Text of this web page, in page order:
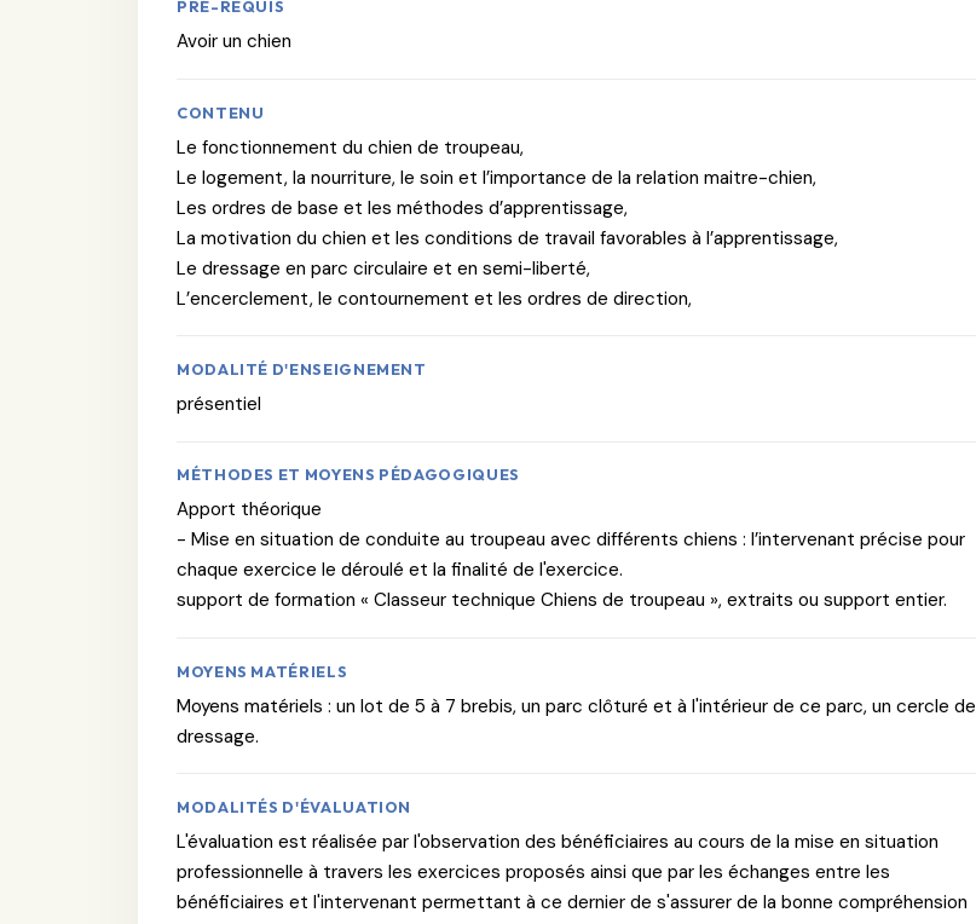
PRÉ-REQUIS
Avoir un chien
CONTENU
Le fonctionnement du chien de troupeau,
Le logement, la nourriture, le soin et l’importance de la relation maitre-chien,
Les ordres de base et les méthodes d’apprentissage,
La motivation du chien et les conditions de travail favorables à l’apprentissage,
Le dressage en parc circulaire et en semi-liberté,
L’encerclement, le contournement et les ordres de direction,
MODALITÉ D'ENSEIGNEMENT
présentiel
MÉTHODES ET MOYENS PÉDAGOGIQUES
Apport théorique
- Mise en situation de conduite au troupeau avec différents chiens : l’intervenant précise pour
chaque exercice le déroulé et la finalité de l'exercice.
support de formation « Classeur technique Chiens de troupeau », extraits ou support entier.
MOYENS MATÉRIELS
Moyens matériels : un lot de 5 à 7 brebis, un parc clôturé et à l'intérieur de ce parc, un cercle de
dressage.
MODALITÉS D'ÉVALUATION
L'évaluation est réalisée par l'observation des bénéficiaires au cours de la mise en situation
professionnelle à travers les exercices proposés ainsi que par les échanges entre les
bénéficiaires et l'intervenant permettant à ce dernier de s'assurer de la bonne compréhension